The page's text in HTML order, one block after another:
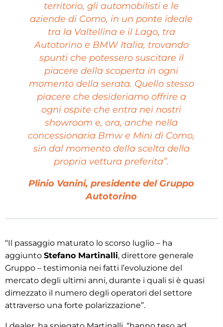
territorio, gli automobilisti e le
aziende di Como, in un ponte ideale
tra la Valtellina e il Lago, tra
Autotorino e BMW Italia, trovando
spunti che potessero suscitare il
piacere della scoperta in ogni
momento della serata. Quello stesso
piacere che desideriamo offrire a
ogni ospite che entra nei nostri
showroom e, ora, anche nella
concessionaria Bmw e Mini di Como,
sin dal momento della scelta della
propria vettura preferita”.
Plinio Vanini, presidente del Gruppo
Autotorino
“Il passaggio maturato lo scorso luglio – ha
aggiunto Stefano Martinalli, direttore generale
Gruppo – testimonia nei fatti l’evoluzione del
mercato degli ultimi anni, durante i quali si è quasi
dimezzato il numero degli operatori del settore
attraverso una forte polarizzazione”.